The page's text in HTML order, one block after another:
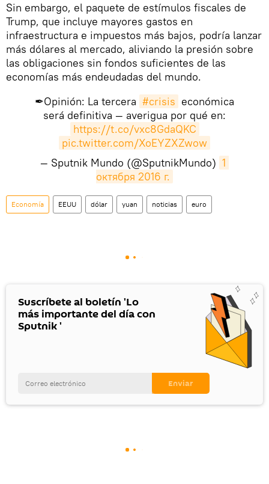
Sin embargo, el paquete de estímulos fiscales de
Trump, que incluye mayores gastos en
infraestructura e impuestos más bajos, podría lanzar
más dólares al mercado, aliviando la presión sobre
las obligaciones sin fondos suficientes de las
economías más endeudadas del mundo.
✒Opinión: La tercera #crisis económica
será definitiva — averigua por qué en:
https://t.co/vxc8GdaQKC
pic.twitter.com/XoEYZXZwow
— Sputnik Mundo (@SputnikMundo) 1
октября 2016 г.
Economía EEUU dólar yuan noticias euro
Suscríbete al boletín 'Lo
más importante del día con
Sputnik '